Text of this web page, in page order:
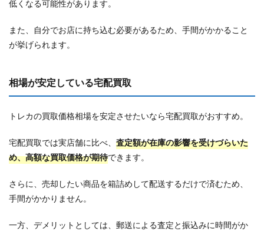
低くなる可能性があります。
また、自分でお店に持ち込む必要があるため、手間がかかること
が挙げられます。
相場が安定している宅配買取
トレカの買取価格相場を安定させたいなら宅配買取がおすすめ。
宅配買取では実店舗に比べ、 査定額が在庫の影響を受けづらいた
め、高額な買取価格が期待できます。
さらに、売却したい商品を箱詰めして配送するだけで済むため、
手間がかかりません。
一方、デメリットとしては、郵送による査定と振込みに時間がか